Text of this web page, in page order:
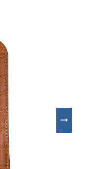
clásica de lujo,
y combina
acero, doradas o
estilos formales
forro interior
sensación suave
durante todo el día,
para una
cotidiano; con una
de 120 mm/80
es una excelente
renovar su reloj
versátil y de alta